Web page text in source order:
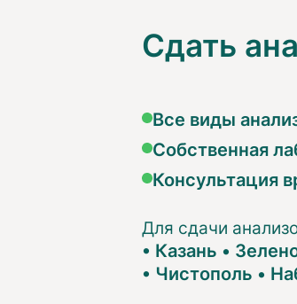
Сдать
Все виды
Собственная
Консультация
Для сдачи
• Казань •
• Чистополь •